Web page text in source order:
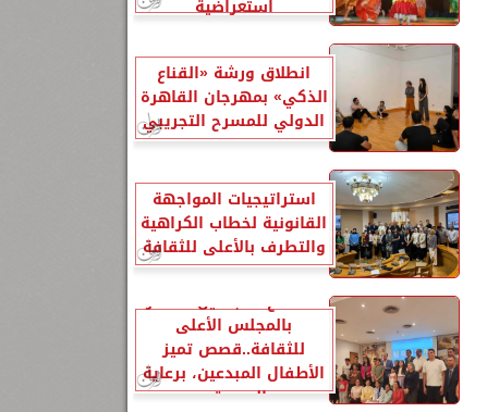
استعراضية
انطلاق ورشة «القناع
الذكي» بمهرجان القاهرة
الدولي للمسرح التجريبي
استراتيجيات المواجهة
القانونية لخطاب الكراهية
والتطرف بالأعلى للثقافة
لقاء مع المبدعين الصغار
بالمجلس الأعلى
للثقافة..قصص تميز
الأطفال المبدعين، برعاية
السيدة...